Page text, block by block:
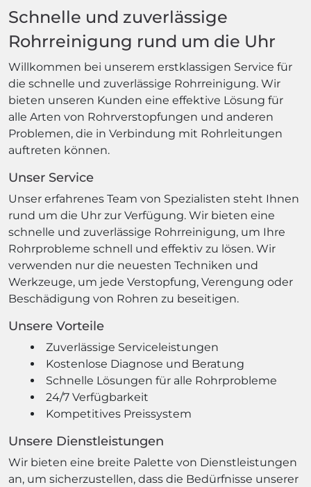
Schnelle und zuverlässige
Rohrreinigung rund um die Uhr
Willkommen bei unserem erstklassigen Service für
die schnelle und zuverlässige Rohrreinigung. Wir
bieten unseren Kunden eine effektive Lösung für
alle Arten von Rohrverstopfungen und anderen
Problemen, die in Verbindung mit Rohrleitungen
auftreten können.
Unser Service
Unser erfahrenes Team von Spezialisten steht Ihnen
rund um die Uhr zur Verfügung. Wir bieten eine
schnelle und zuverlässige Rohrreinigung, um Ihre
Rohrprobleme schnell und effektiv zu lösen. Wir
verwenden nur die neuesten Techniken und
Werkzeuge, um jede Verstopfung, Verengung oder
Beschädigung von Rohren zu beseitigen.
Unsere Vorteile
Zuverlässige Serviceleistungen
Kostenlose Diagnose und Beratung
Schnelle Lösungen für alle Rohrprobleme
24/7 Verfügbarkeit
Kompetitives Preissystem
Unsere Dienstleistungen
Wir bieten eine breite Palette von Dienstleistungen
an, um sicherzustellen, dass die Bedürfnisse unserer